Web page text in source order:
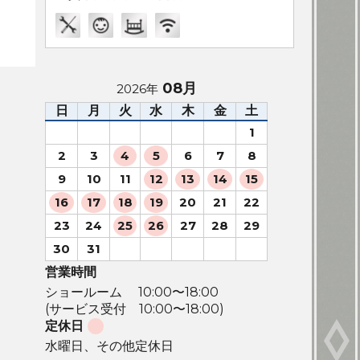
2026年 08月
日 月 火 水 木 金 土
1
2
3 4 5 6 7
8
9
10 11 12 13 14
15
16
17 18 19 20 21
22
23
24 25 26 27 28
29
30
31
営業時間
ショールーム 10:00〜18:00
(サービス受付 10:00〜18:00)
定休日
水曜日、その他定休日